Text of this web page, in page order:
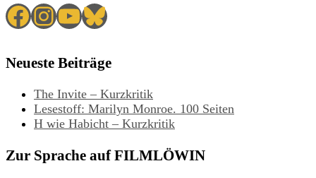
Facebook
Instagram
YouTube
Bluesky
Neueste Beiträge
The Invite – Kurzkritik
Lesestoff: Marilyn Monroe. 100 Seiten
H wie Habicht – Kurzkritik
Zur Sprache auf FILMLÖWIN